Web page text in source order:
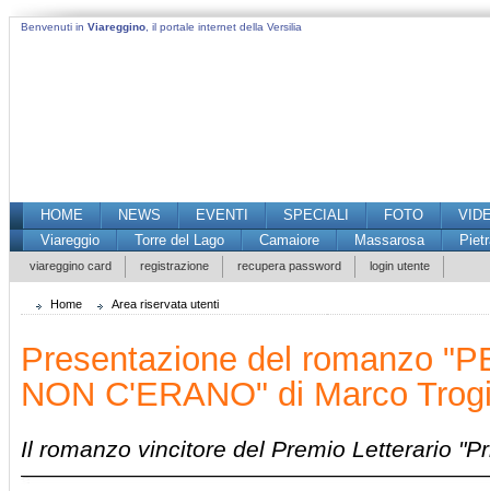
Benvenuti in Viareggino , il portale internet della Versilia
HOME NEWS EVENTI SPECIALI FOTO
Viareggio
Torre del Lago Camaiore Massarosa
viareggino card registrazione recupera password login utente
Home Area riservata utenti
Presentazione del romanzo
NON C'ERANO" di Marco
Il romanzo vincitore del Premio Letterario